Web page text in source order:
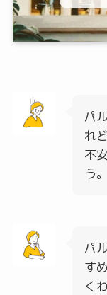
パ
れ
不
う。
パ
す
く